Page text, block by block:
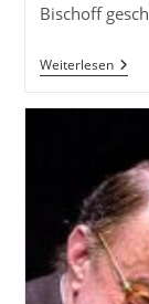
Bischoff
WeiterlesenUBu
2